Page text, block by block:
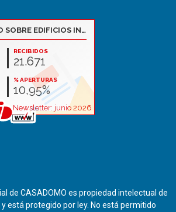
de CASADOMO es propiedad intelectual de
y está protegido por ley. No está permitido